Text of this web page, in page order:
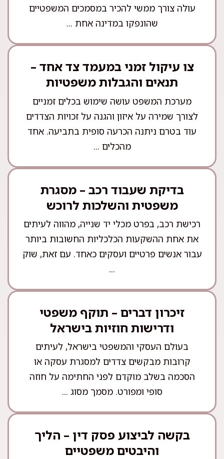
עולה צורך ממשי להכיר במסמכים המשפטיים
שהונפקו במדינה אחת ...
צו עיקול זמני במעמד צד אחד –
תנאים והגבלות משפטיות
מערכת המשפט עושה שימוש בכלים זמניים
לצורך שמירה על איזון והגנה על זכויות הצדדים
עוד בטרם ניתנה הכרעה סופית בתביעה. אחד
מהכלים ...
בדיקת שעבוד רכב – מסגרת
משפטית והשלכות לרוכש
רכישת רכב, בפרט מכלי יד שנייה, מהווה לעיתים
את אחת ההשקעות הכלכליות החשובות ביותר
עבור אנשים פרטיים ועסקים כאחד. עם זאת, שוק
...
זיכרון דברים – תוקף משפטי
ודרישות חוזיות בישראל
בעולם העסקי והמשפטי בישראל, לעיתים
קרובות מבקשים צדדים למסגרת עסקה או
הסכמה בשלב מוקדם לפני החתימה על חוזה
סופי ומפורט. מסמך מסוג ...
בקשה לביצוע פסק דין – הליך
והיבטים משפטיים